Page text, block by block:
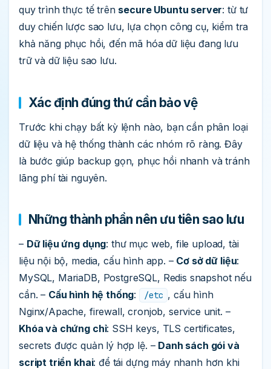
quy trình thực tế trên secure Ubuntu server: từ tư
duy chiến lược sao lưu, lựa chọn công cụ, kiểm tra
khả năng phục hồi, đến mã hóa dữ liệu đang lưu
trữ và dữ liệu sao lưu.
Xác định đúng thứ cần bảo vệ
Trước khi chạy bất kỳ lệnh nào, bạn cần phân loại
dữ liệu và hệ thống thành các nhóm rõ ràng. Đây
là bước giúp backup gọn, phục hồi nhanh và tránh
lãng phí tài nguyên.
Những thành phần nên ưu tiên sao lưu
– Dữ liệu ứng dụng: thư mục web, file upload, tài
liệu nội bộ, media, cấu hình app. – Cơ sở dữ liệu:
MySQL, MariaDB, PostgreSQL, Redis snapshot nếu
cần. – Cấu hình hệ thống: /etc , cấu hình
Nginx/Apache, firewall, cronjob, service unit. –
Khóa và chứng chỉ: SSH keys, TLS certificates,
secrets được quản lý hợp lệ. – Danh sách gói và
script triển khai: để tái dựng máy nhanh hơn khi